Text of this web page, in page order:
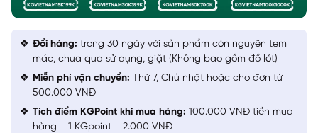
Đổi hàng: trong 30 ngày với sản phẩm còn nguyên tem
mác, chưa qua sử dụng, giặt (Không bao gồm đồ lót)
Miễn phí vận chuyển: Thứ 7, Chủ nhật hoặc cho đơn từ
500.000 VNĐ
Tích điểm KGPoint khi mua hàng: 100.000 VNĐ tiền mua
hàng = 1 KGpoint = 2.000 VNĐ